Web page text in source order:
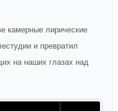
камерные лирические
и превратил
на наших глазах над